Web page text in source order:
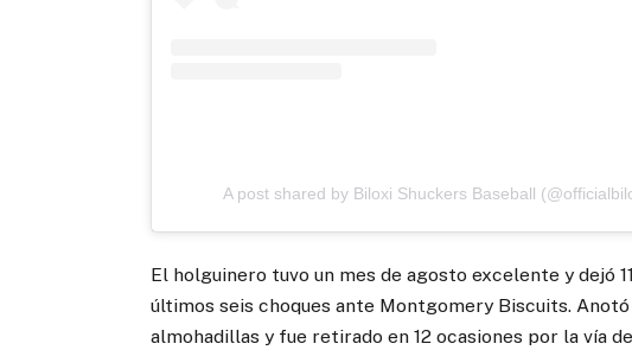
A post shared by Biloxi Shuckers Baseball
El holguinero tuvo un mes de agosto excelente y dejó
últimos seis choques ante Montgomery Biscuits.
almohadillas y fue retirado en 12 ocasiones por la vía